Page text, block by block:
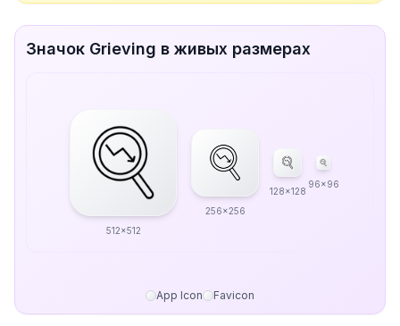
Значок Grieving в живых размерах
512x512
256x256
128x128
96x96
App Icon Favicon